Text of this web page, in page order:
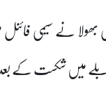
بھولا نے سیمی
میں شکست کے بعد